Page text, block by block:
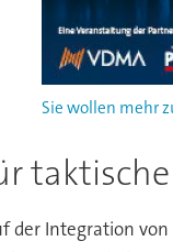
Sie wollen mehr
Integration